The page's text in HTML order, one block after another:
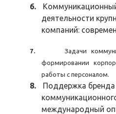
6.
деятельности
компаний:
7.
Задачи
формировании
работы с персоналом.
8.
Поддержка
международный